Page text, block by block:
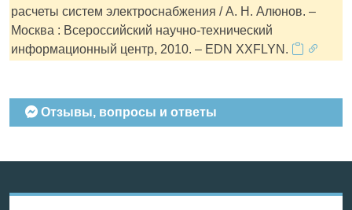
расчеты систем электроснабжения / А. Н. Алюнов. –
Москва : Всероссийский научно-технический
информационный центр, 2010. – EDN XXFLYN.
Отзывы, вопросы и ответы